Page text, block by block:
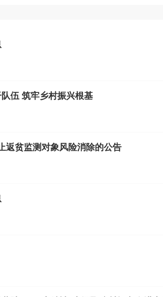
伍 筑牢乡村振兴根基
返贫监测对象风险消除的公告